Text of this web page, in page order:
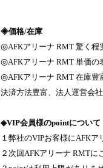
◈価格/在庫
◎AFKアリーナ RMT 驚く程
◎AFKアリーナ RMT 単価の
◎AFKアリーナ RMT 在庫豊
決済方法豊富、法人運営会
◈VIP会員様のpointについて
１弊社のVIPお客様にAFK
２次回AFKアリーナ RMTに